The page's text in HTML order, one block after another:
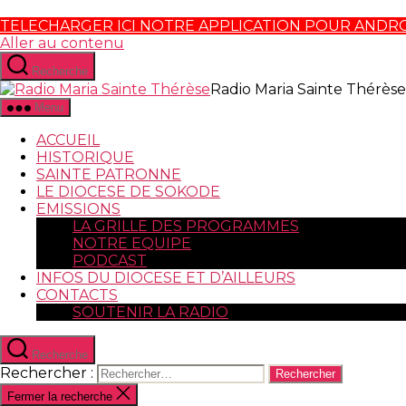
TELECHARGER ICI NOTRE APPLICATION POUR
Aller au contenu
Recherche
Radio Maria Sainte Thérèse
Menu
ACCUEIL
HISTORIQUE
SAINTE PATRONNE
LE DIOCESE DE SOKODE
EMISSIONS
LA GRILLE DES PROGRAMMES
NOTRE EQUIPE
PODCAST
INFOS DU DIOCESE ET D’AILLEURS
CONTACTS
SOUTENIR LA RADIO
Recherche
Rechercher :
Fermer la recherche